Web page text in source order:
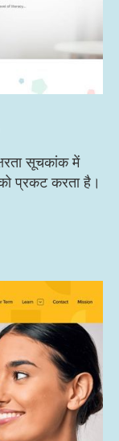
सूचकांक में
प्रकट करता है।